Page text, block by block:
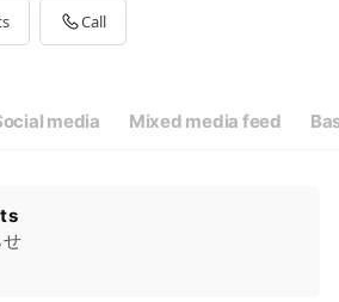
Call
media Mixed media feed